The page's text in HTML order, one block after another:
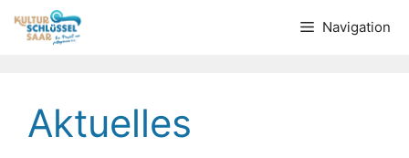
Inhalt
Navigation
Aktuelles